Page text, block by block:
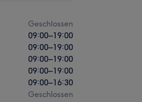
Geschlossen
09:00–19:00
09:00–19:00
09:00–19:00
09:00–19:00
09:00–16:30
Geschlossen